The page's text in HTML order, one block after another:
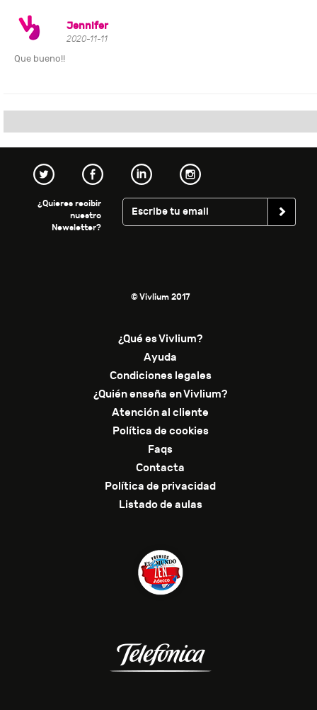
Jennifer
2020-11-11
Que bueno!!
¿Quieres recibir
nuestro
Newsletter?
© Vivlium 2017
¿Qué es Vivlium?
Ayuda
Condiciones legales
¿Quién enseña en Vivlium?
Atención al cliente
Política de cookies
Faqs
Contacta
Política de privacidad
Listado de aulas